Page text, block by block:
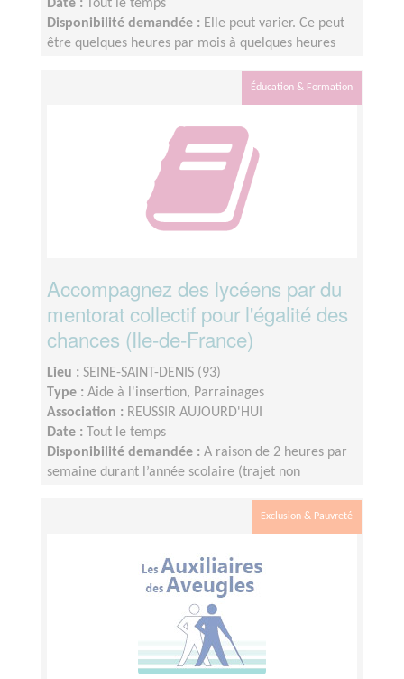
Date :
Tout le temps
Disponibilité demandée : Elle peut varier. Ce peut
être quelques heures par mois à quelques heures
Éducation & Formation
Accompagnez des lycéens par du
mentorat collectif pour l'égalité des
chances (Ile-de-France)
Lieu : SEINE-SAINT-DENIS (93)
Type : Aide à l'insertion, Parrainages
Association : REUSSIR AUJOURD'HUI
Date :
Tout le temps
Disponibilité demandée : A raison de 2 heures par
semaine durant l’année scolaire (trajet non
Nous fonctionnons sur le calendrier scolaire, vos
Exclusion & Pauvreté